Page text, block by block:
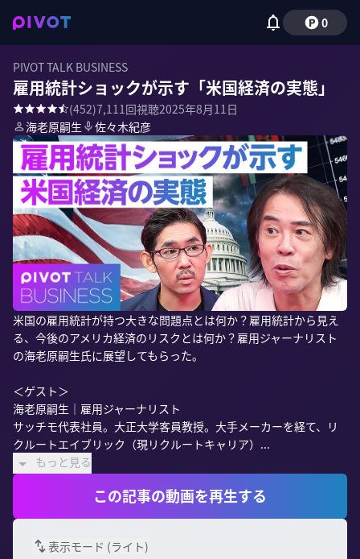
0
PIVOT TALK BUSINESS
雇用統計ショックが示す「米国経済の実態」
(452)7,111回視聴2025年8月11日
海老原嗣生
佐々木紀彦
米国の雇用統計が持つ大きな問題点とは何か？雇用統計から見え
る、今後のアメリカ経済のリスクとは何か？雇用ジャーナリスト
の海老原嗣生氏に展望してもらった。
＜ゲスト＞
海老原嗣生｜雇用ジャーナリスト
サッチモ代表社員。大正大学客員教授。大手メーカーを経て、リ
クルートエイブリック（現リクルートキャリア）...
もっと見る
この記事の動画を再生する
表示モード (ライト)